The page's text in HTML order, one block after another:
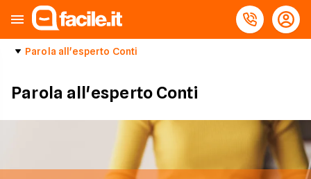
Parola all'esperto Conti
Parola all'esperto Conti